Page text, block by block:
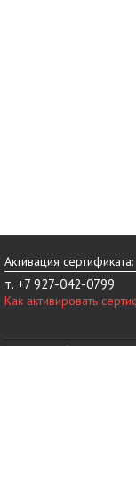
Активация сертификата:
т. +7 927-042-0799
Как активировать
© 2014-2026 vip-